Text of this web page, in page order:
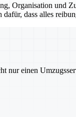
Organisation und
dass alles
einen